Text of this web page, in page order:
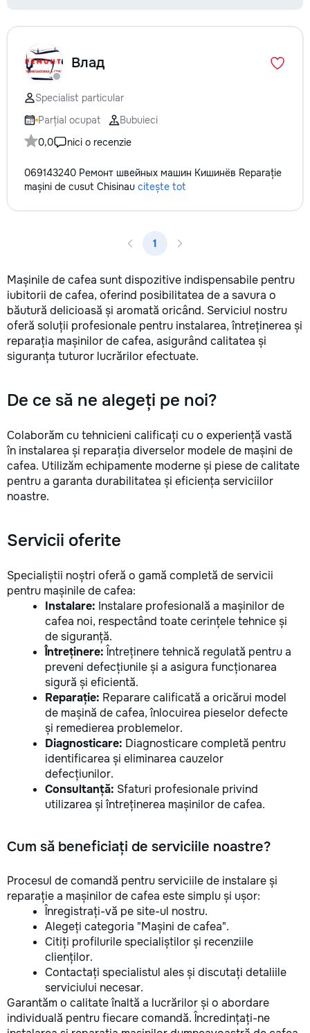
Влад
Specialist particular
Parțial ocupat
Bubuieci
0,0
nici o recenzie
069143240 Ремонт швейных машин Кишинёв Reparație
mașini de cusut Chisinau citește tot
1
Mașinile de cafea sunt dispozitive indispensabile pentru
iubitorii de cafea, oferind posibilitatea de a savura o
băutură delicioasă și aromată oricând. Serviciul nostru
oferă soluții profesionale pentru instalarea, întreținerea și
reparația mașinilor de cafea, asigurând calitatea și
siguranța tuturor lucrărilor efectuate.
De ce să ne alegeți pe noi?
Colaborăm cu tehnicieni calificați cu o experiență vastă
în instalarea și reparația diverselor modele de mașini de
cafea. Utilizăm echipamente moderne și piese de calitate
pentru a garanta durabilitatea și eficiența serviciilor
noastre.
Servicii oferite
Specialiștii noștri oferă o gamă completă de servicii
pentru mașinile de cafea:
Instalare: Instalare profesională a mașinilor de
cafea noi, respectând toate cerințele tehnice și
de siguranță.
Întreținere: Întreținere tehnică regulată pentru a
preveni defecțiunile și a asigura funcționarea
sigură și eficientă.
Reparație: Reparare calificată a oricărui model
de mașină de cafea, înlocuirea pieselor defecte
și remedierea problemelor.
Diagnosticare: Diagnosticare completă pentru
identificarea și eliminarea cauzelor
defecțiunilor.
Consultanță: Sfaturi profesionale privind
utilizarea și întreținerea mașinilor de cafea.
Cum să beneficiați de serviciile noastre?
Procesul de comandă pentru serviciile de instalare și
reparație a mașinilor de cafea este simplu și ușor:
Înregistrați-vă pe site-ul nostru.
Alegeți categoria "Mașini de cafea".
Citiți profilurile specialiștilor și recenziile
clienților.
Contactați specialistul ales și discutați detaliile
serviciului necesar.
Garantăm o calitate înaltă a lucrărilor și o abordare
individuală pentru fiecare comandă. Încredințați-ne